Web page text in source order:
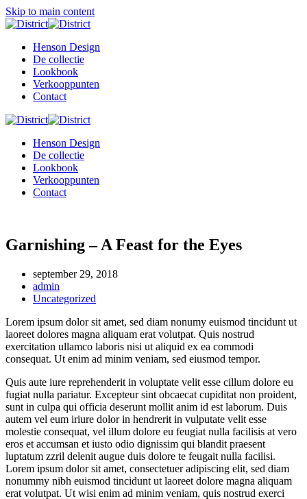
Skip to main content
Henson Design
De collectie
Lookbook
Verkooppunten
Contact
Henson Design
De collectie
Lookbook
Verkooppunten
Contact
Garnishing – A Feast for the Eyes
september 29, 2018
admin
Uncategorized
Lorem ipsum dolor sit amet, sed diam nonumy euismod tincidunt ut
laoreet dolores magna aliquam erat volutpat. Quis nostrud
exercitation ullamco laboris nisi ut aliquid ex ea commodi
consequat. Ut enim ad minim veniam, sed eiusmod tempor.
Quis aute iure reprehenderit in voluptate velit esse cillum dolore eu
fugiat nulla pariatur. Excepteur sint obcaecat cupiditat non proident,
sunt in culpa qui officia deserunt mollit anim id est laborum. Duis
autem vel eum iriure dolor in hendrerit in vulputate velit esse
molestie consequat, vel illum dolore eu feugiat nulla facilisis at vero
eros et accumsan et iusto odio dignissim qui blandit praesent
luptatum zzril delenit augue duis dolore te feugait nulla facilisi.
Lorem ipsum dolor sit amet, consectetuer adipiscing elit, sed diam
nonummy nibh euismod tincidunt ut laoreet dolore magna aliquam
erat volutpat. Ut wisi enim ad minim veniam, quis nostrud exerci